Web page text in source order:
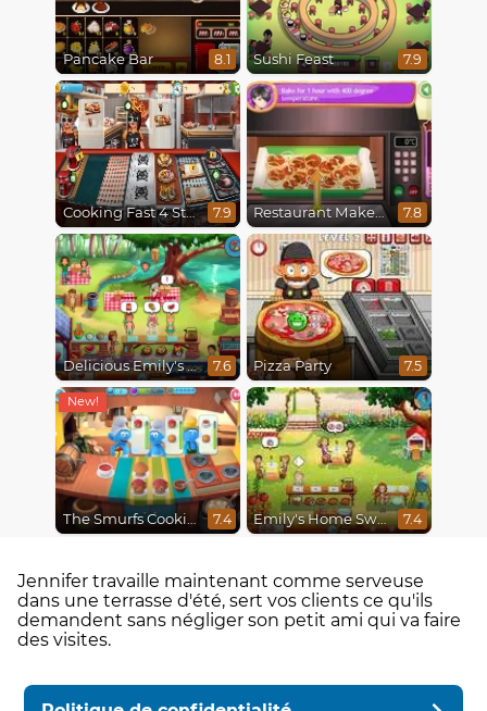
Pancake Bar 8.1 Sushi Feast 7.9
Cooking Fast 4 Steak 7.9 Restaurant Makeover 7.8
Delicious Emily's Hopes And Fears 7.6 Pizza Party 7.5
The Smurfs Cooking 7.4 Emily's Home Sweet Home 7.4
Jennifer travaille maintenant comme serveuse
dans une terrasse d'été, sert vos clients ce qu'ils
demandent sans négliger son petit ami qui va faire
des visites.